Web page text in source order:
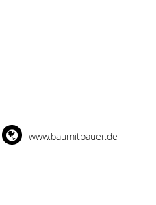
www.baumitbauer.de